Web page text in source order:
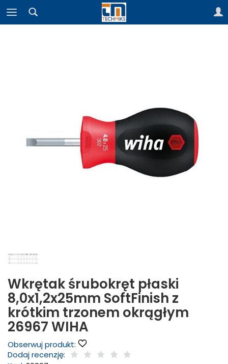
Wkrętak śrubokręt płaski
8,0x1,2x25mm SoftFinish z
krótkim trzonem okrągłym
26967 WIHA
Obserwuj produkt:
Dodaj recenzję: